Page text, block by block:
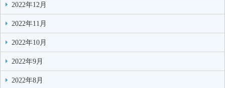
2022年12月
2022年11月
2022年10月
2022年9月
2022年8月